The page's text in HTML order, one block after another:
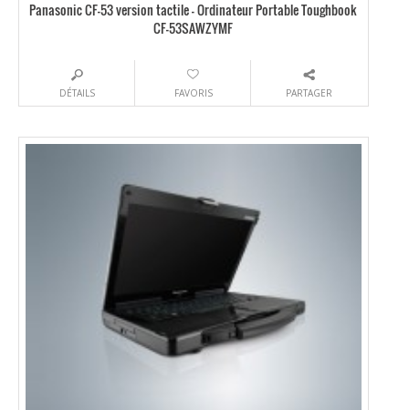
Panasonic CF-53 version tactile – Ordinateur Portable Toughbook
CF-53SAWZYMF
DÉTAILS FAVORIS PARTAGER